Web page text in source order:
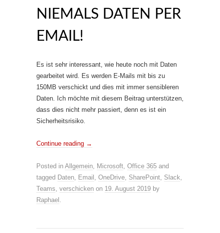
NIEMALS DATEN PER
EMAIL!
Es ist sehr interessant, wie heute noch mit Daten
gearbeitet wird. Es werden E-Mails mit bis zu
150MB verschickt und dies mit immer sensibleren
Daten. Ich möchte mit diesem Beitrag unterstützen,
dass dies nicht mehr passiert, denn es ist ein
Sicherheitsrisiko.
Continue reading →
Posted in Allgemein, Microsoft, Office 365 and
tagged Daten, Email , OneDrive, SharePoint, Slack,
Teams, verschicken on 19. August 2019 by
Raphael .